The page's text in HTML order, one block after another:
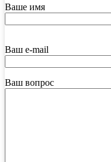
Ваше имя
Ваш e-mail
Ваш вопрос